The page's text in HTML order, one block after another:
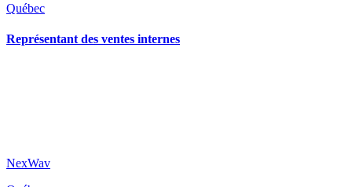
Québec
Représentant des ventes internes
NexWav